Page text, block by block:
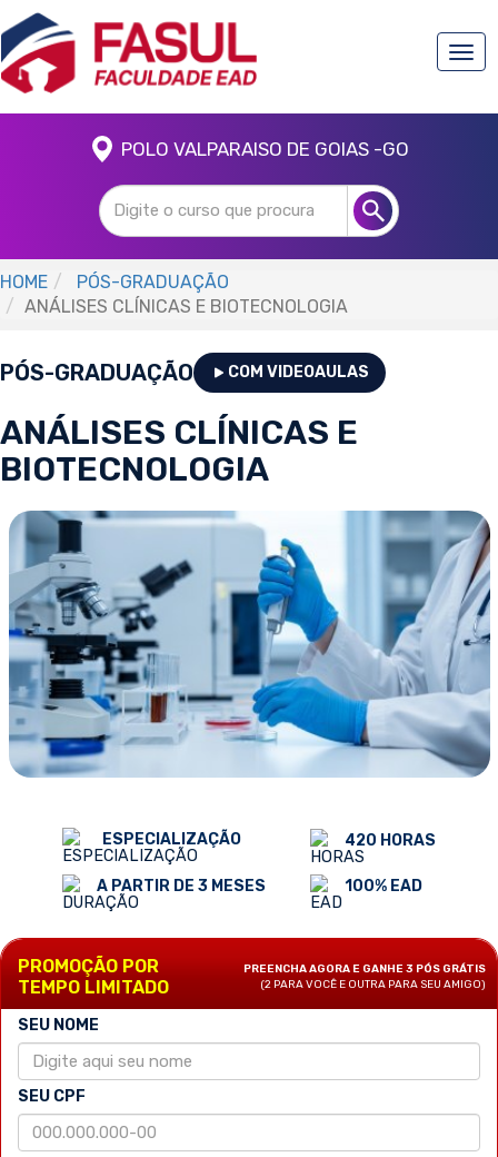
POLO VALPARAISO DE GOIAS -GO
HOME
PÓS-GRADUAÇÃO
ANÁLISES CLÍNICAS E BIOTECNOLOGIA
PÓS-GRADUAÇÃO COM VIDEOAULAS
ANÁLISES CLÍNICAS E
BIOTECNOLOGIA
ESPECIALIZAÇÃO
A PARTIR DE 3 MESES
420 HORAS
100% EAD
PROMOÇÃO POR
TEMPO LIMITADO
PREENCHA AGORA E GANHE 3 PÓS GRÁTIS
(2 PARA VOCÊ E OUTRA PARA SEU AMIGO)
SEU NOME
SEU CPF